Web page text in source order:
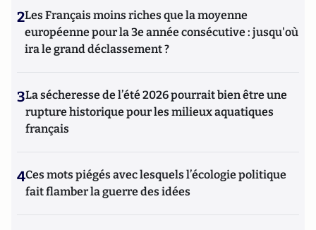
2Les Français moins riches que la moyenne
européenne pour la 3e année consécutive : jusqu'où
ira le grand déclassement ?
3La sécheresse de l’été 2026 pourrait bien être une
rupture historique pour les milieux aquatiques
français
4Ces mots piégés avec lesquels l’écologie politique
fait flamber la guerre des idées